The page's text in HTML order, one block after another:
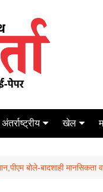
पटना
अंतर्राष्ट्रीय खेल
टेनिस
बोले-बादशाही